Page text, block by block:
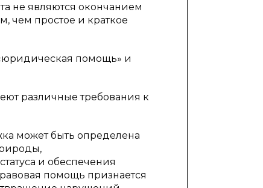
не являются окончанием
чем простое и краткое
помощь» и
различные требования к
может быть определена
и обеспечения
помощь признается